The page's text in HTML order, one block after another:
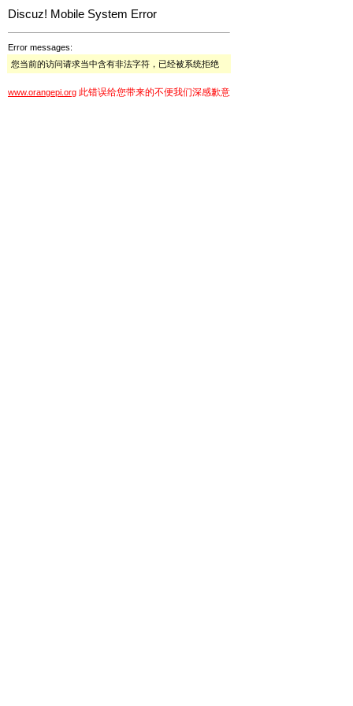
Discuz! Mobile System Error
Error messages:
您当前的访问请求当中含有非法字符，已经被系统拒绝
www.orangepi.org 此错误给您带来的不便我们深感歉意